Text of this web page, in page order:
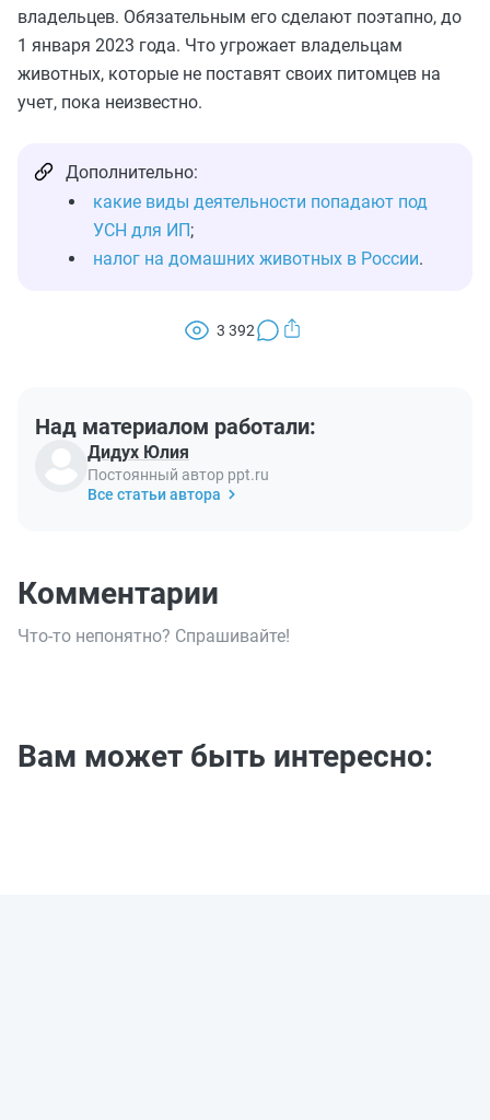
владельцев. Обязательным его сделают поэтапно, до
1 января 2023 года. Что угрожает владельцам
животных, которые не поставят своих питомцев на
учет, пока неизвестно.
Дополнительно:
какие виды деятельности попадают под
УСН для ИП;
налог на домашних животных в России.
3 392
Над материалом работали:
Дидух Юлия
Постоянный автор ppt.ru
Все статьи автора
Комментарии
Что-то непонятно? Спрашивайте!
Вам может быть интересно: